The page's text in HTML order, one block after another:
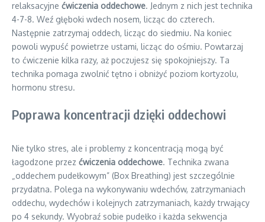
relaksacyjne ćwiczenia oddechowe. Jednym z nich jest technika
4-7-8. Weź głęboki wdech nosem, licząc do czterech.
Następnie zatrzymaj oddech, licząc do siedmiu. Na koniec
powoli wypuść powietrze ustami, licząc do ośmiu. Powtarzaj
to ćwiczenie kilka razy, aż poczujesz się spokojniejszy. Ta
technika pomaga zwolnić tętno i obniżyć poziom kortyzolu,
hormonu stresu.
Poprawa koncentracji dzięki oddechowi
Nie tylko stres, ale i problemy z koncentracją mogą być
łagodzone przez ćwiczenia oddechowe. Technika zwana
„oddechem pudełkowym” (Box Breathing) jest szczególnie
przydatna. Polega na wykonywaniu wdechów, zatrzymaniach
oddechu, wydechów i kolejnych zatrzymaniach, każdy trwający
po 4 sekundy. Wyobraź sobie pudełko i każda sekwencja